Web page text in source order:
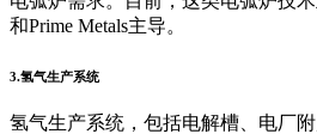
和Prime Metals主导。
3.氢气生产系统
氢气生产系统，包括电解槽、电厂